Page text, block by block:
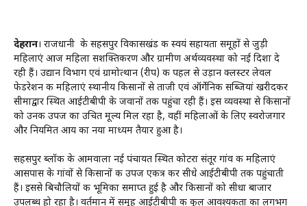
देहरादून। राजधानी के सहसपुर विकासखंड की स्वयं सहायता समूहों से जुड़ी
महिलाएं आज महिला सशक्तिकरण और ग्रामीण अर्थव्यवस्था को नई दिशा दे
रही हैं। उद्यान विभाग एवं ग्रामोत्थान (रीप) की पहल से उड़ान क्लस्टर लेवल
फेडरेशन की महिलाएं स्थानीय किसानों से ताजी एवं ऑर्गेनिक सब्जियां खरीदकर
सीमाद्वार स्थित आईटीबीपी के जवानों तक पहुंचा रही हैं। इस व्यवस्था से किसानों
को उनकी उपज का उचित मूल्य मिल रहा है, वहीं महिलाओं के लिए स्वरोजगार
और नियमित आय का नया माध्यम तैयार हुआ है।
सहसपुर ब्लॉक के आमवाला नई पंचायत स्थित कोटरा संतूर गांव की महिलाएं
आसपास के गांवों से किसानों की उपज एकत्र कर सीधे आईटीबीपी तक पहुंचाती
हैं। इससे बिचौलियों की भूमिका समाप्त हुई है और किसानों को सीधा बाजार
उपलब्ध हो रहा है। वर्तमान में समूह आईटीबीपी की कुल आवश्यकता का लगभग